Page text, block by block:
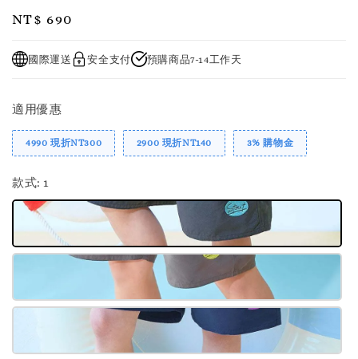
Regular
NT$ 690
國際運送 安全支付 預購商品7-14工作天
適用優惠
4990 現折NT300 2900 現折NT140 3% 購物金
款式: 1